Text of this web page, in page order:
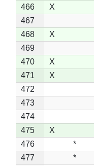
466
X
467
468
X
469
470
X
471
X
472
473
474
475
X
476
*
477
*